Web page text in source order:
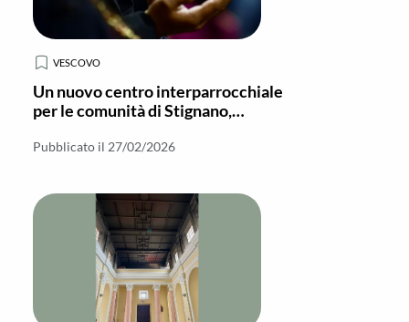
VESCOVO
Un nuovo centro interparrocchiale
per le comunità di Stignano,
Pubblicato il 27/02/2026